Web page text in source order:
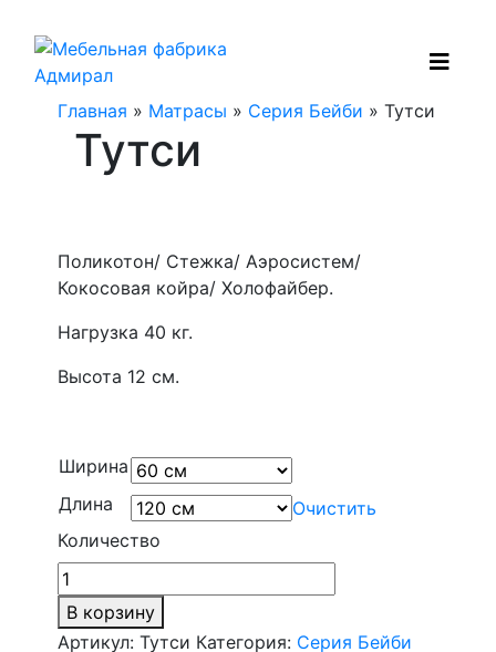
Главная » Матрасы » Серия Бейби » Тутси
Тутси
Поликотон/ Стежка/ Аэросистем/
Кокосовая койра/ Холофайбер.
Нагрузка 40 кг.
Высота 12 см.
Ширина
Длина
Очистить
Количество
В корзину
Артикул:Тутси Категория: Серия Бейби